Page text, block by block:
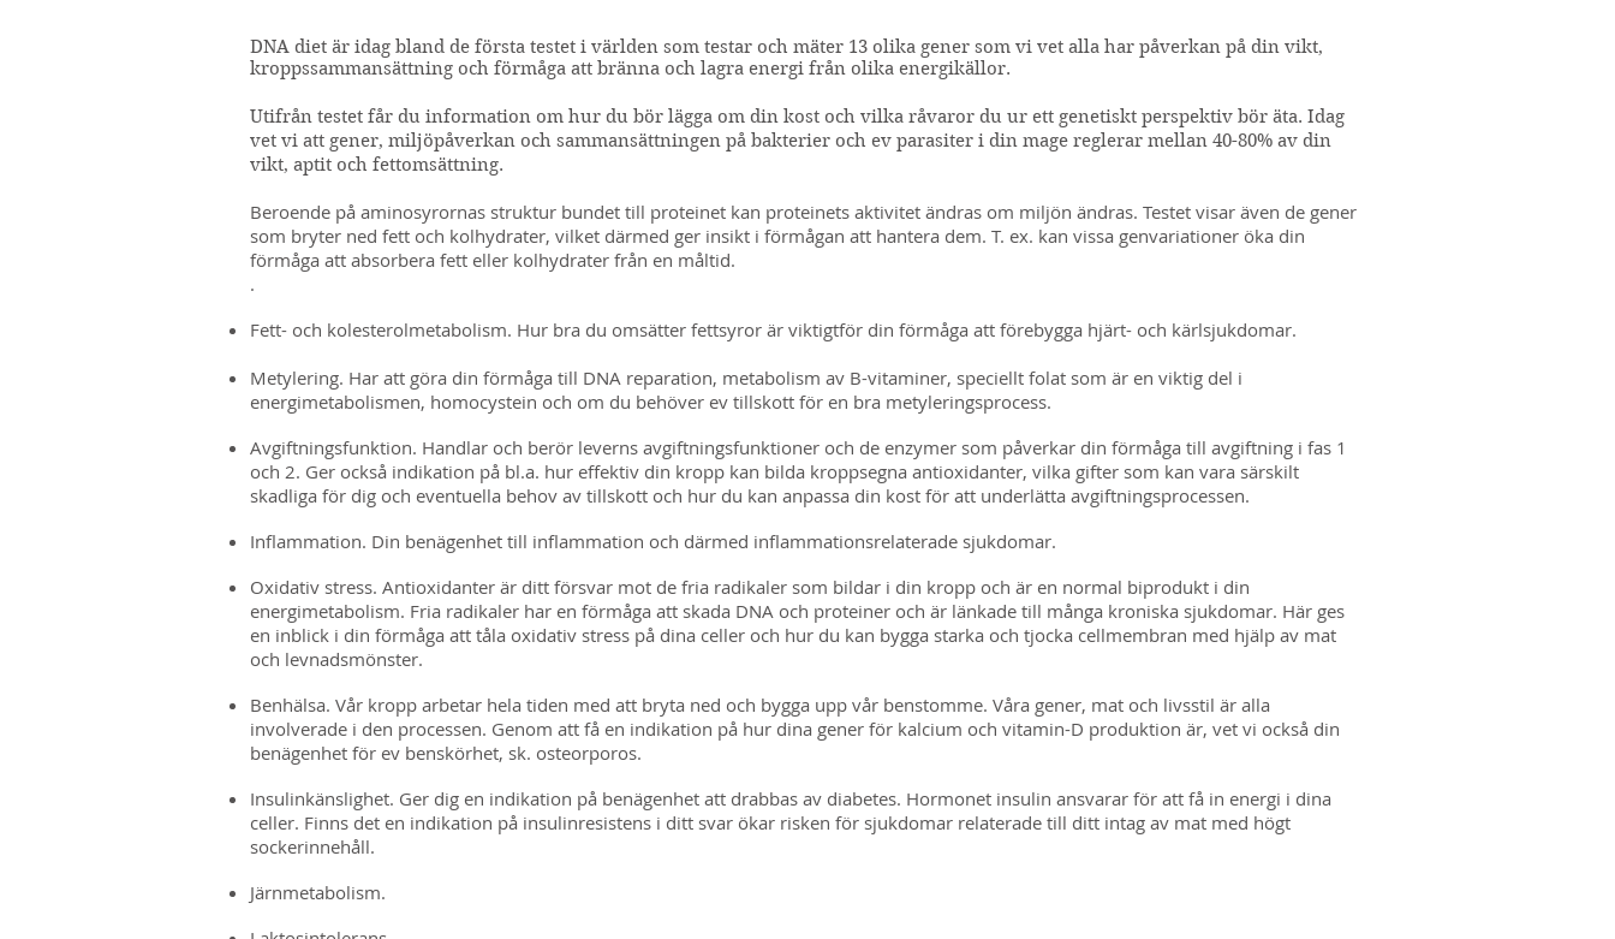
DNA diet är idag bland de första testet i världen som testar och mäter 13 olika gener som vi vet alla har påverkan på din vikt,
kroppssammansättning och förmåga att bränna och lagra energi från olika energikällor.
Utifrån testet får du information om hur du bör lägga om din kost och vilka råvaror du ur ett genetiskt perspektiv bör äta. Idag
vet vi att gener, miljöpåverkan och sammansättningen på bakterier och ev parasiter i din mage reglerar mellan 40-80% av din
vikt, aptit och fettomsättning.
Beroende på aminosyrornas struktur bundet till proteinet kan proteinets aktivitet ändras om miljön ändras. Testet visar även de gener
som bryter ned fett och kolhydrater, vilket därmed ger insikt i förmågan att hantera dem. T. ex. kan vissa genvariationer öka din
förmåga att absorbera fett eller kolhydrater från en måltid.
.
Fett- och kolesterolmetabolism. Hur bra du omsätter fettsyror är viktigtför din förmåga att förebygga hjärt- och kärlsjukdomar.
Metylering. Har att göra din förmåga till DNA reparation, metabolism av B-vitaminer, speciellt folat som är en viktig del i
energimetabolismen, homocystein och om du behöver ev tillskott för en bra metyleringsprocess.
Avgiftningsfunktion. Handlar och berör leverns avgiftningsfunktioner och de enzymer som påverkar din förmåga till avgiftning i fas 1
och 2. Ger också indikation på bl.a. hur effektiv din kropp kan bilda kroppsegna antioxidanter, vilka gifter som kan vara särskilt
skadliga för dig och eventuella behov av tillskott och hur du kan anpassa din kost för att underlätta avgiftningsprocessen.
Inflammation. Din benägenhet till inflammation och därmed inflammationsrelaterade sjukdomar.
Oxidativ stress. Antioxidanter är ditt försvar mot de fria radikaler som bildar i din kropp och är en normal biprodukt i din
energimetabolism. Fria radikaler har en förmåga att skada DNA och proteiner och är länkade till många kroniska sjukdomar. Här ges
en inblick i din förmåga att tåla oxidativ stress på dina celler och hur du kan bygga starka och tjocka cellmembran med hjälp av mat
och levnadsmönster.
Benhälsa. Vår kropp arbetar hela tiden med att bryta ned och bygga upp vår benstomme. Våra gener, mat och livsstil är alla
involverade i den processen. Genom att få en indikation på hur dina gener för kalcium och vitamin-D produktion är, vet vi också din
benägenhet för ev benskörhet, sk. osteorporos.
Insulinkänslighet. Ger dig en indikation på benägenhet att drabbas av diabetes. Hormonet insulin ansvarar för att få in energi i dina
celler. Finns det en indikation på insulinresistens i ditt svar ökar risken för sjukdomar relaterade till ditt intag av mat med högt
sockerinnehåll.
Järnmetabolism.